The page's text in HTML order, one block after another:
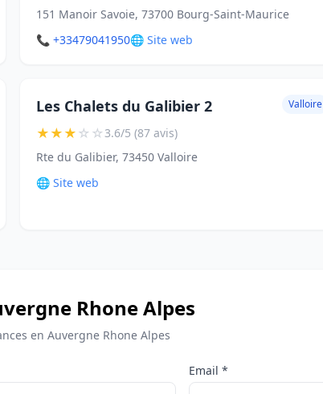
151 Manoir Savoie, 73700 Bourg-Saint-Maurice
📞 +33479041950🌐 Site web
Les Chalets du Galibier 2 Valloire
★★★☆☆3.6/5 (87 avis)
Rte du Galibier, 73450 Valloire
🌐 Site web
Rhone Alpes
en Auvergne Rhone Alpes
Email *